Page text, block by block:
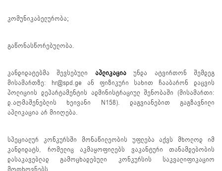
კომუნიკაბელურობა;
გაწონასწორებულობა.
კანდიდატებმა შევსებული აპლიკაცია
უნდა ატვირთონ შემდეგ
მისამართზე: hr@spd.ge ან ფიზიკური სახით ჩააბარონ დაცვის
პოლიციის დეპარტამენტის ადმინისტრაციულ შენობაში (მისამართი:
დ.აღმაშენებლის ხეივანი N158). დაგვიანებით გაგზავნილი
აპლიკაცია არ მიიღება.
სპეციალურ კონკურსში მონაწილეობის უფლება აქვს მხოლოდ იმ
კანდიდატს, რომელიც აკმაყოფილებს ვაკანტური თანამდებობის
დასაკავებლად გამოცხადებული კონკურსის საკვალიფიკაციო